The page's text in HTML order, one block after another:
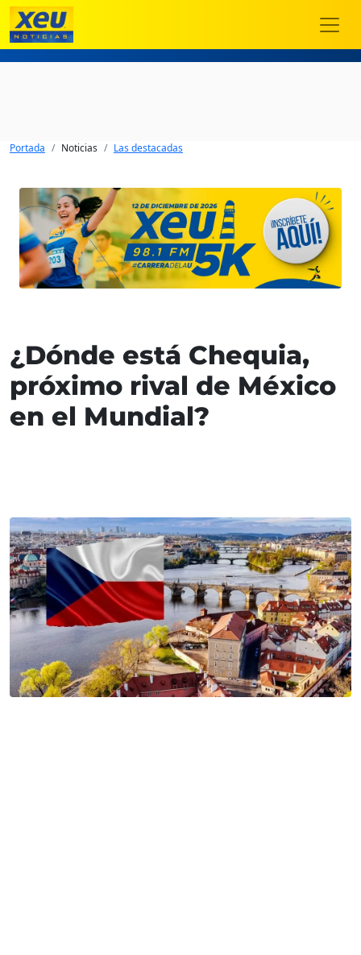
Portada Noticias Las destacadas
¿Dónde está Chequia,
próximo rival de México
en el Mundial?